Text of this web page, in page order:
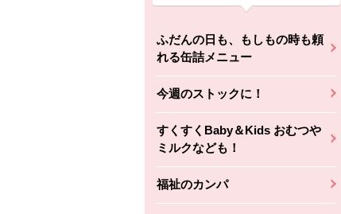
ふだんの日も、もしもの時も頼
れる缶詰メニュー
今週のストックに！
すくすくBaby＆Kids おむつや
ミルクなども！
福祉のカンパ